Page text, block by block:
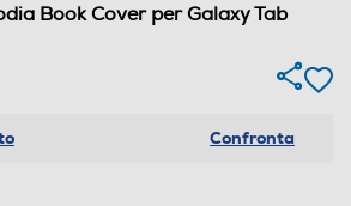
Book Cover per Galaxy Tab
Confronta